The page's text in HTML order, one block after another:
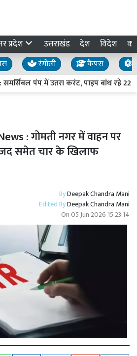
प्रदेश उत्तराखंड देश विदेश
रंगोली कैंपस
पंप में उतरा करंट, पाइप बांध रहे 22
: गोमती नगर में वाहन पर
समेत चार के खिलाफ
ByDeepak Chandra Mani
Edited ByDeepak Chandra Mani
On05 Jun 2026 15:23:14